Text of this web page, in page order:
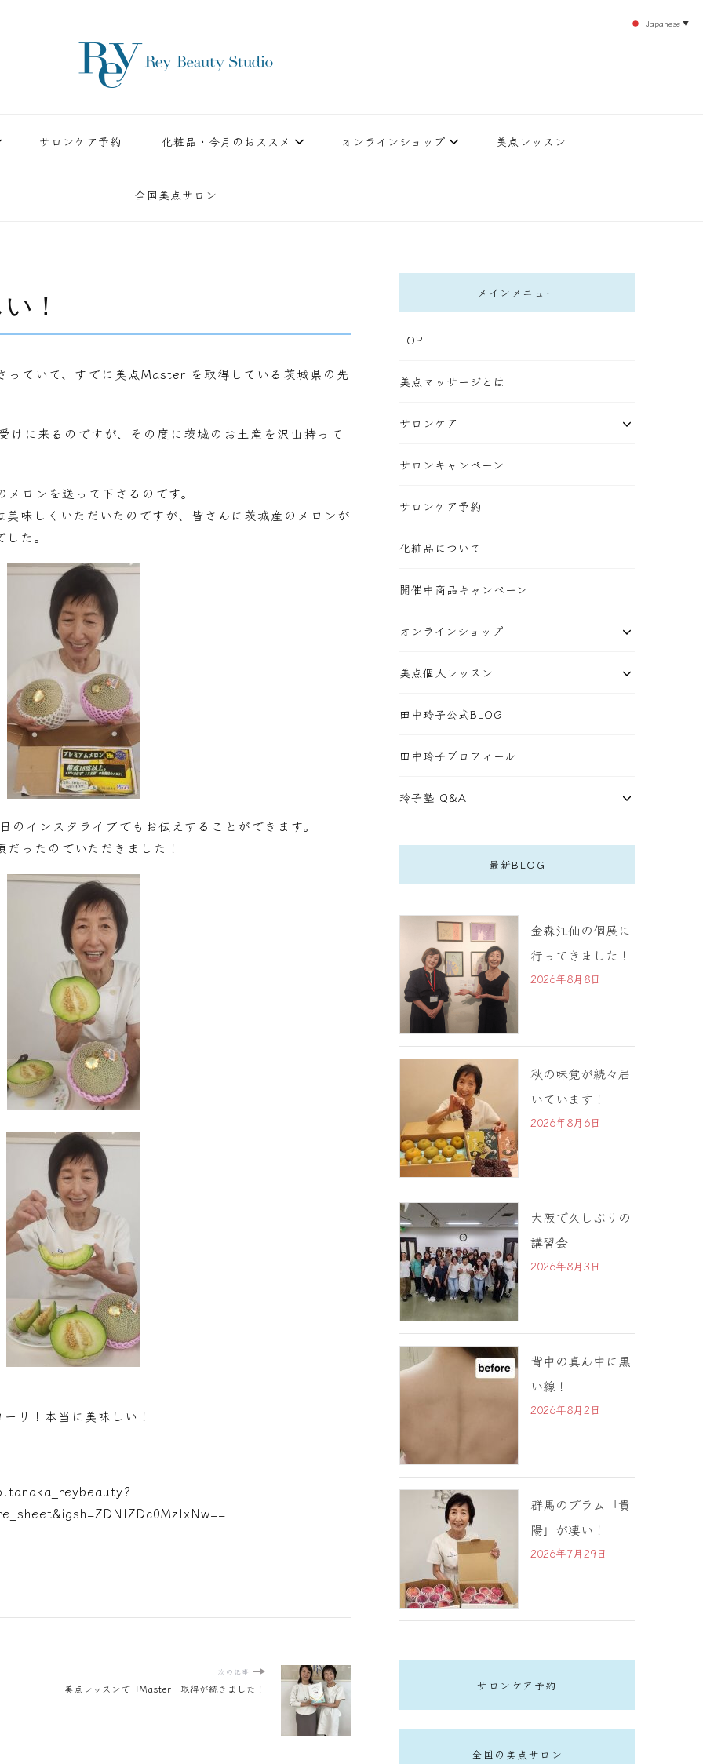
サロンケア予約 化粧品・今月のおススメ オンラインショップ 美点レッスン
全国美点サロン
！
っていて、すでに美点Master を取得している茨城県の先
けに来るのですが、その度に茨城のお土産を沢山持って
ロンを送って下さるのです。
味しくいただいたのですが、皆さんに茨城産のメロンが
た。
インスタライブでもお伝えすることができます。
ったのでいただきました！
リ！本当に美味しい！
次の記事
美点レッスンで「Master」取得が続きました！
メインメニュー
TOP
美点マッサージとは
サロンケア
サロンキャンペーン
サロンケア予約
化粧品について
開催中商品キャンペーン
オンラインショップ
美点個人レッスン
田中玲子公式BLOG
田中玲子プロフィール
玲子塾 Q&A
最新BLOG
金森江仙の個展に
行ってきました！
2026年8月8日
秋の味覚が続々届
いています！
2026年8月6日
大阪で久しぶりの
講習会
2026年8月3日
背中の真ん中に黒
い線！
2026年8月2日
群馬のプラム「貴
陽」が凄い！
2026年7月29日
サロンケア予約
全国の美点サロン
Japanese ▼